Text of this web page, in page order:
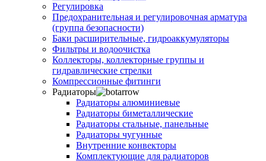
Регулировка
Предохранительная и регулировочная арматура
(группа безопасности)
Баки расширительные, гидроаккумуляторы
Фильтры и водоочистка
Коллекторы, коллекторные группы и
гидравлические стрелки
Компрессионные фитинги
Радиаторы
Радиаторы алюминиевые
Радиаторы биметаллические
Радиаторы стальные, панельные
Радиаторы чугунные
Внутренние конвекторы
Комплектующие для радиаторов